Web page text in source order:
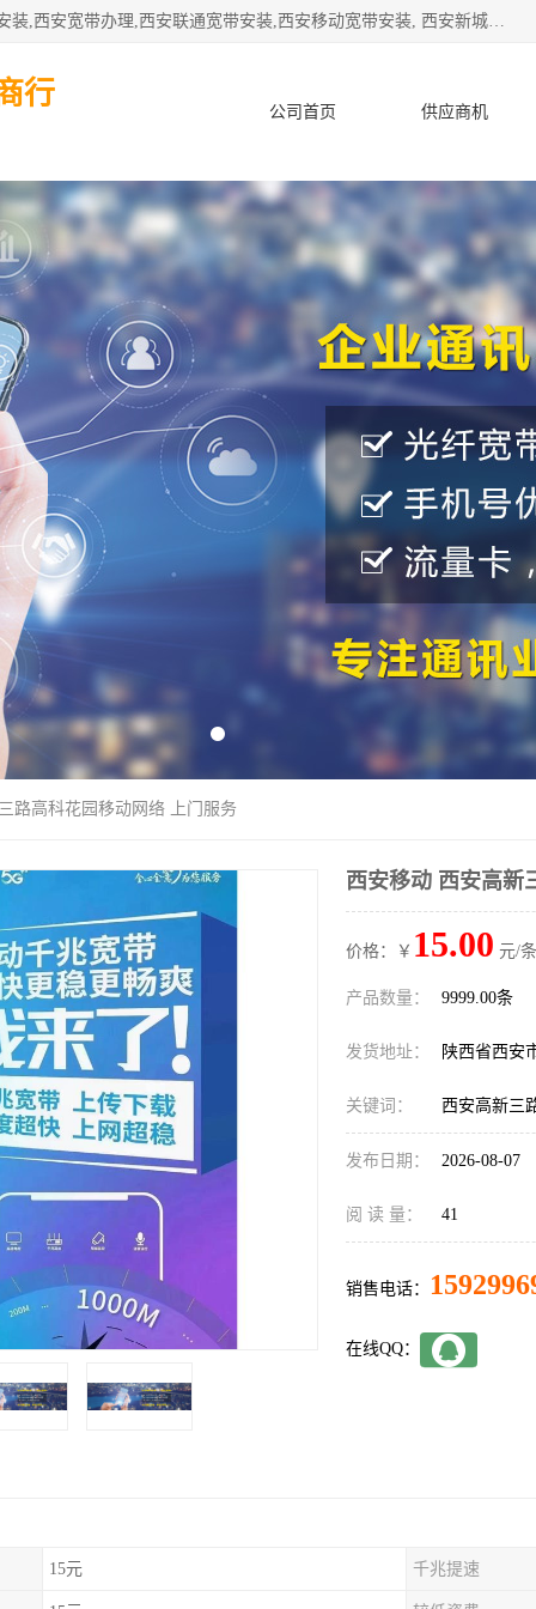
公司主要经营西安电信宽带安装,西安光纤专线安装,西安宽带安装,西安宽带办理,西安联通宽带安装,西安移动宽带安装, 西安新城赛派通讯商行从事西安地区的联通，移动，电信宽带安装，光纤专线安装，宽带办理等业务
行
公司首页 供应商机
产品知识 客户案例
路高科花园移动网络 上门服务
西安移动 西安高新
价格：￥ 15.00 元/
产品数量： 9999.00条
发货地址： 陕西省西安
关键词： 西安高新三
发布日期： 2026-08-07
阅 读 量： 41
销售电话：
在线QQ：
15元 千兆提速